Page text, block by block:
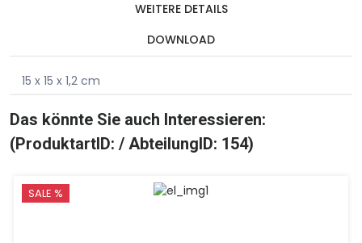
WEITERE DETAILS
DOWNLOAD
15 x 15 x 1,2 cm
Das könnte Sie auch Interessieren:
(ProduktartID: / AbteilungID: 154)
SALE %